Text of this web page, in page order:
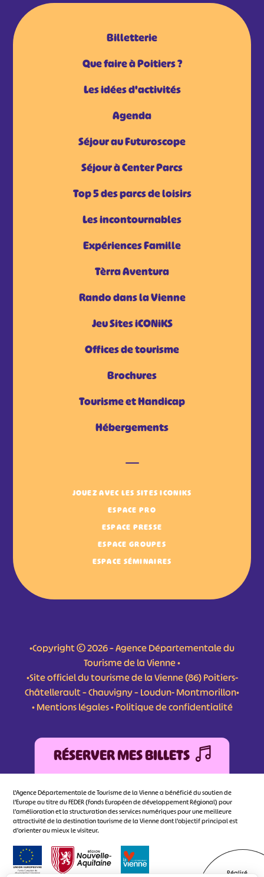
Billetterie
Que faire à Poitiers ?
Les idées d'activités
Agenda
Séjour au Futuroscope
Séjour à Center Parcs
Top 5 des parcs de loisirs
Les incontournables
Expériences Famille
Tèrra Aventura
Rando dans la Vienne
Jeu Sites iCONiKS
Offices de tourisme
Brochures
Tourisme et Handicap
Hébergements
JOUEZ AVEC LES SITES ICONIKS
ESPACE PRO
ESPACE PRESSE
ESPACE GROUPES
ESPACE SÉMINAIRES
•Copyright © 2026 – Agence Départementale du
Tourisme de la Vienne •
•Site officiel du tourisme de la Vienne (86) Poitiers-
Châtellerault – Chauvigny – Loudun- Montmorillon•
•Mentions légales•Politique de confidentialité
RÉSERVER MES BILLETS
L'Agence Départementale de Tourisme de la Vienne a bénéficié du soutien de
l’Europe au titre du FEDER (Fonds Européen de développement Régional) pour
l’amélioration et la structuration des services numériques pour une meilleure
attractivité de la destination tourisme de la Vienne dont l’objectif principal est
d’orienter au mieux le visiteur.
Réalisé